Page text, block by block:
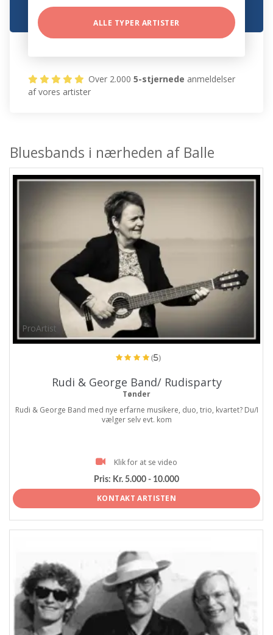
ALLE TYPER ARTISTER
Over 2.0005-stjernede anmeldelser
af vores artister
Bluesbands i nærheden af Balle
ProArtist
(5)
Rudi & George Band/ Rudisparty
Tønder
Rudi & George Band med nye erfarne musikere, duo, trio, kvartet? Du/I
vælger selv evt. kom
Klik for at se video
Pris: Kr. 5.000 - 10.000
KONTAKT ARTISTEN